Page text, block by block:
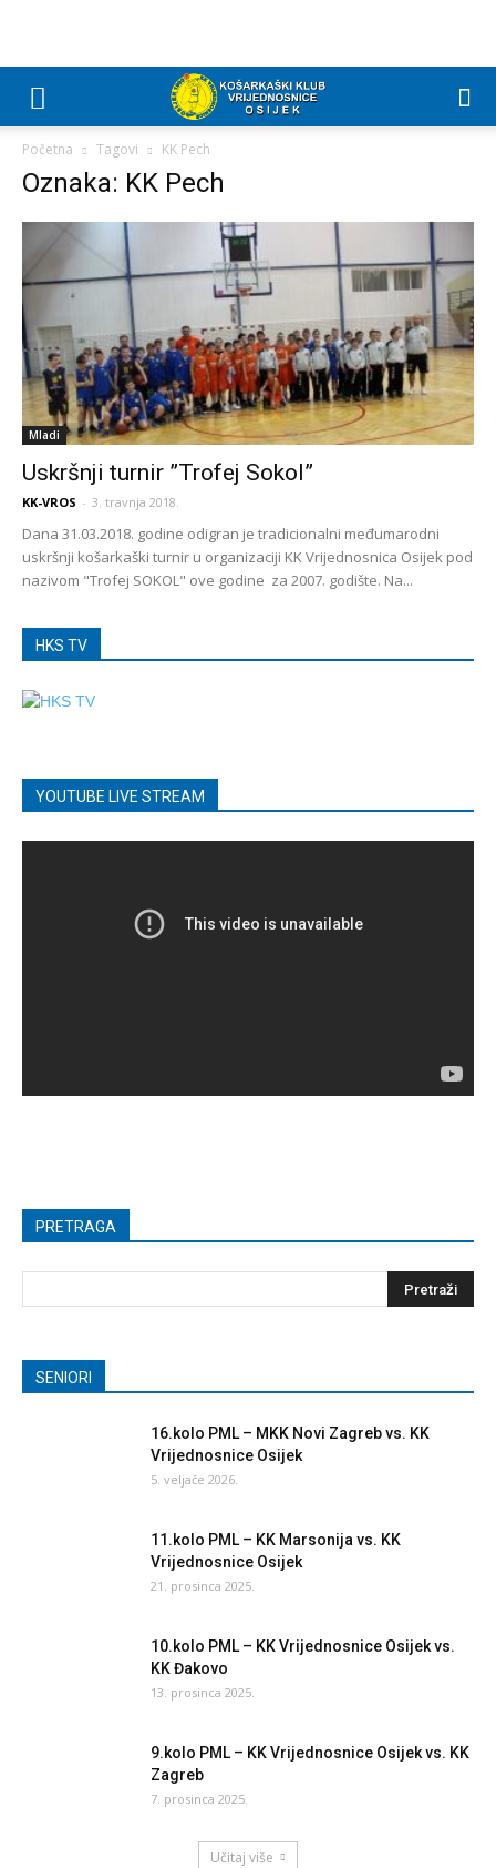
Početna Tagovi KK Pech
Oznaka: KK Pech
Mladi
Uskršnji turnir ”Trofej Sokol”
KK-VROS - 3. travnja 2018.
Dana 31.03.2018. godine odigran je tradicionalni međumarodni
uskršnji košarkaški turnir u organizaciji KK Vrijednosnica Osijek pod
nazivom "Trofej SOKOL" ove godine za 2007. godište. Na...
HKS TV
YOUTUBE LIVE STREAM
PRETRAGA
SENIORI
16.kolo PML – MKK Novi Zagreb vs. KK
Vrijednosnice Osijek
5. veljače 2026.
11.kolo PML – KK Marsonija vs. KK
Vrijednosnice Osijek
21. prosinca 2025.
10.kolo PML – KK Vrijednosnice Osijek vs.
KK Đakovo
13. prosinca 2025.
9.kolo PML – KK Vrijednosnice Osijek vs. KK
Zagreb
7. prosinca 2025.
Učitaj više